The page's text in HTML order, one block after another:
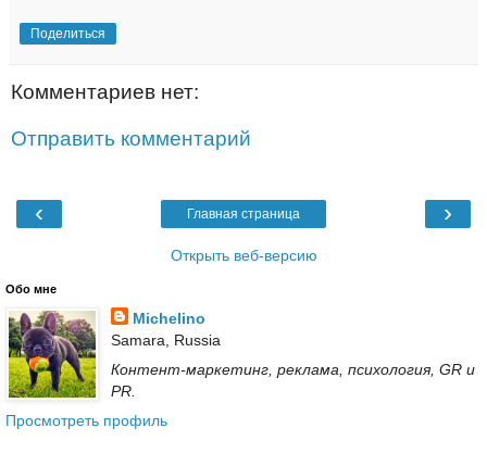
Поделиться
Комментариев нет:
Отправить комментарий
‹ ›
Главная страница
Открыть веб-версию
Обо мне
Michelino
Samara, Russia
Контент-маркетинг, реклама, психология, GR и
PR.
Просмотреть профиль